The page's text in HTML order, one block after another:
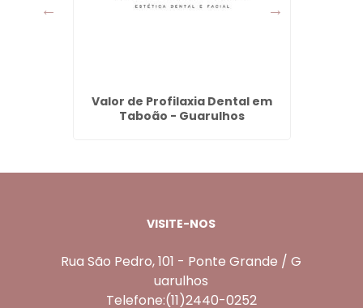
Valor de Profilaxia Dental em
Taboão - Guarulhos
VISITE-NOS
Rua São Pedro, 101 - Ponte Grande / G
uarulhos
Telefone:(11)2440-0252